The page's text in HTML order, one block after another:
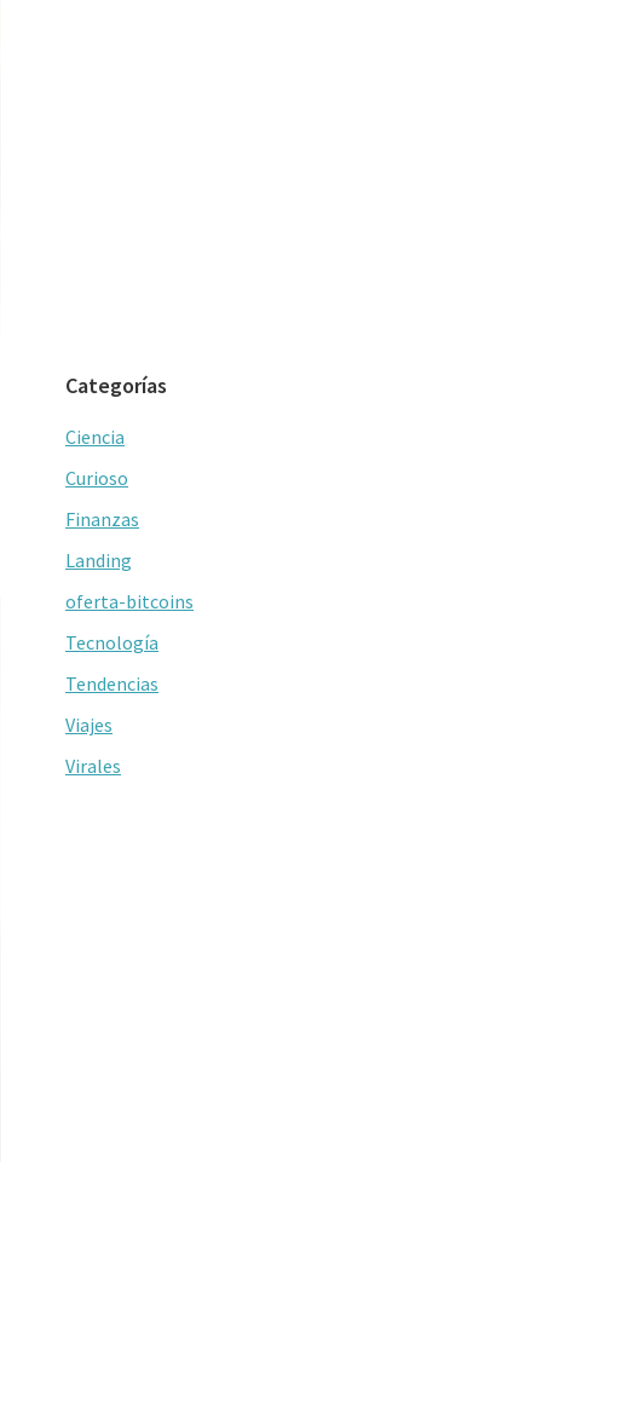
Categorías
Ciencia
Curioso
Finanzas
Landing
oferta-bitcoins
Tecnología
Tendencias
Viajes
Virales